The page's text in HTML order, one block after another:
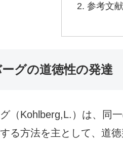
参考文献
グの道徳性の発達
（Kohlberg,L.）は、同
る方法を主として、道